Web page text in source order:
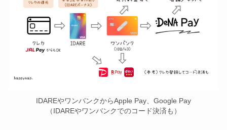
IDAREやワンバンクからApple Pay、Google Pay
（IDAREやワンバンクでのコード決済も）